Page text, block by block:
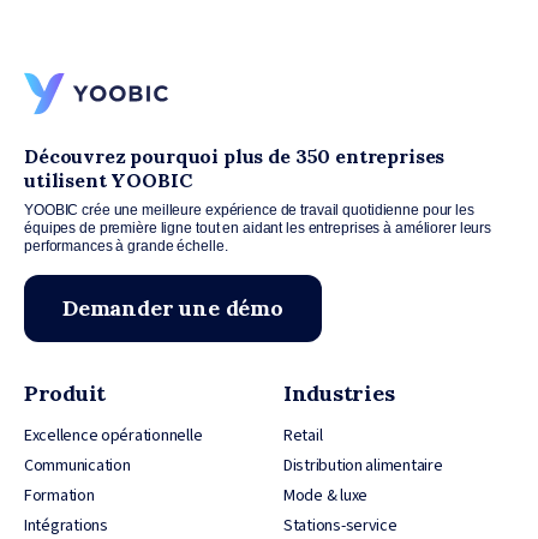
Découvrez pourquoi plus de 350 entreprises
utilisent YOOBIC
YOOBIC crée une meilleure expérience de travail quotidienne pour les
équipes de première ligne tout en aidant les entreprises à améliorer leurs
performances à grande échelle.
Demander une démo
Produit
Excellence opérationnelle
Communication
Formation
Intégrations
Industries
Retail
Distribution alimentaire
Mode & luxe
Stations-service